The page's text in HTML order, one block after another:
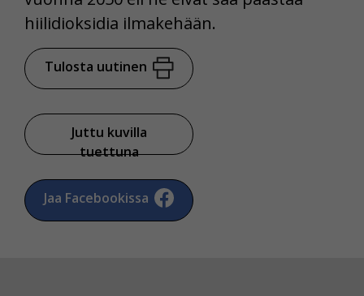
hiilidioksidia ilmakehään.
Tulosta uutinen
Juttu kuvilla
tuettuna
Jaa Facebookissa